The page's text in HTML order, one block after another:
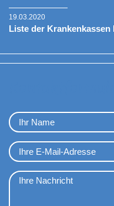
19.03.2020
Liste der Krankenkassen